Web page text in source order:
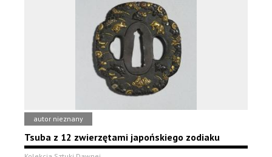
autor nieznany
Tsuba z 12 zwierzętami japońskiego zodiaku